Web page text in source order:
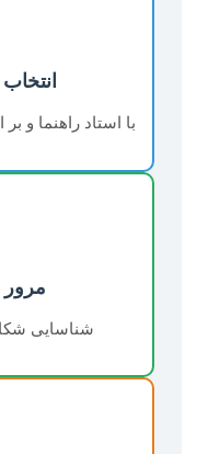
با استاد راهنما و
مرور
شناسایی